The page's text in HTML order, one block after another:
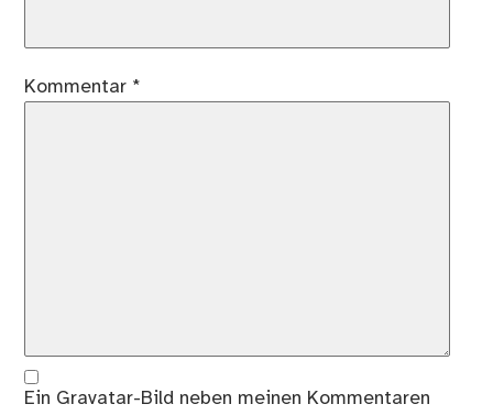
Kommentar *
Ein Gravatar-Bild neben meinen Kommentaren